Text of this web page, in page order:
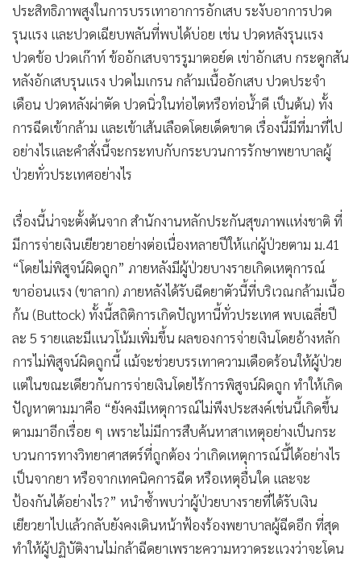
• จีน
• ชุมชน-คุณภาพชีวิต
• อาชญากรรม
• Motoring
• เกม
วิทยาศาสตร์
•
SMEs
• อินโดจีน
• กองทุนรวม
• Celeb Online
• Factcheck
• ญี่ปุ่น
• News1
• Gotomanager
ประสิทธิภาพสูงในการบรรเทาอาการอักเสบ ระงับอาการปวด
รุนแรง และปวดเฉียบพลันที่พบได้บ่อย เช่น ปวดหลังรุนแรง
ปวดข้อ ปวดเก๊าท์ ข้ออักเสบจารรูมาตอย์ด เข่าอักเสบ กระดูกสัน
หลังอักเสบรุนแรง ปวดไมเกรน กล้ามเนื้ออักเสบ ปวดประจำ
เดือน ปวดหลังผ่าตัด ปวดนิ่วในท่อไตหรือท่อน้ำดี เป็นต้น) ทั้ง
การฉีดเข้ากล้าม และเข้าเส้นเลือดโดยเด็ดขาด เรื่องนี้มีที่มาที่ไป
อย่างไรและคำสั่งนี้จะกระทบกับกระบวนการรักษาพยาบาลผู้
ป่วยทั่วประเทศอย่างไร
เรื่องนี้น่าจะตั้งต้นจาก สำนักงานหลักประกันสุขภาพแห่งชาติ ที่
มีการจ่ายเงินเยียวยาอย่างต่อเนื่องหลายปีให้แก่ผู้ป่วยตาม ม.41
“โดยไม่พิสูจน์ผิดถูก” ภายหลังมีผู้ป่วยบางรายเกิดเหตุการณ์
ขาอ่อนแรง (ขาลาก) ภายหลังได้รับฉีดยาตัวนี้ที่บริเวณกล้ามเนื้อ
ก้น (Buttock) ทั้งนี้สถิติการเกิดปัญหานี้ทั่วประเทศ พบเฉลี่ยปี
ละ 5 รายและมีแนวโน้มเพิ่มขึ้น ผลของการจ่ายเงินโดยอ้างหลัก
การไม่พิสูจน์ผิดถูกนี้ แม้จะช่วยบรรเทาความเดือดร้อนให้ผู้ป่วย
แต่ในขณะเดียวกันการจ่ายเงินโดยไร้การพิสูจน์ผิดถูก ทำให้เกิด
ปัญหาตามมาคือ “ยังคงมีเหตุการณ์ไม่พึงประสงค์เช่นนี้เกิดขึ้น
ตามมาอีกเรื่อย ๆ เพราะไม่มีการสืบค้นหาสาเหตุอย่างเป็นกระ
บวนการทางวิทยาศาสตร์ที่ถูกต้อง ว่าเกิดเหตุการณ์นี้ได้อย่างไร
เป็นจากยา หรือจากเทคนิคการฉีด หรือเหตุอื่นใด และจะ
ป้องกันได้อย่างไร?” หนำซ้ำพบว่าผู้ป่วยบางรายที่ได้รับเงิน
เยียวยาไปแล้วกลับยังคงเดินหน้าฟ้องร้องพยาบาลผู้ฉีดอีก ที่สุด
ทำให้ผู้ปฏิบัติงานไม่กล้าฉีดยาเพราะความหวาดระแวงว่าจะโดน